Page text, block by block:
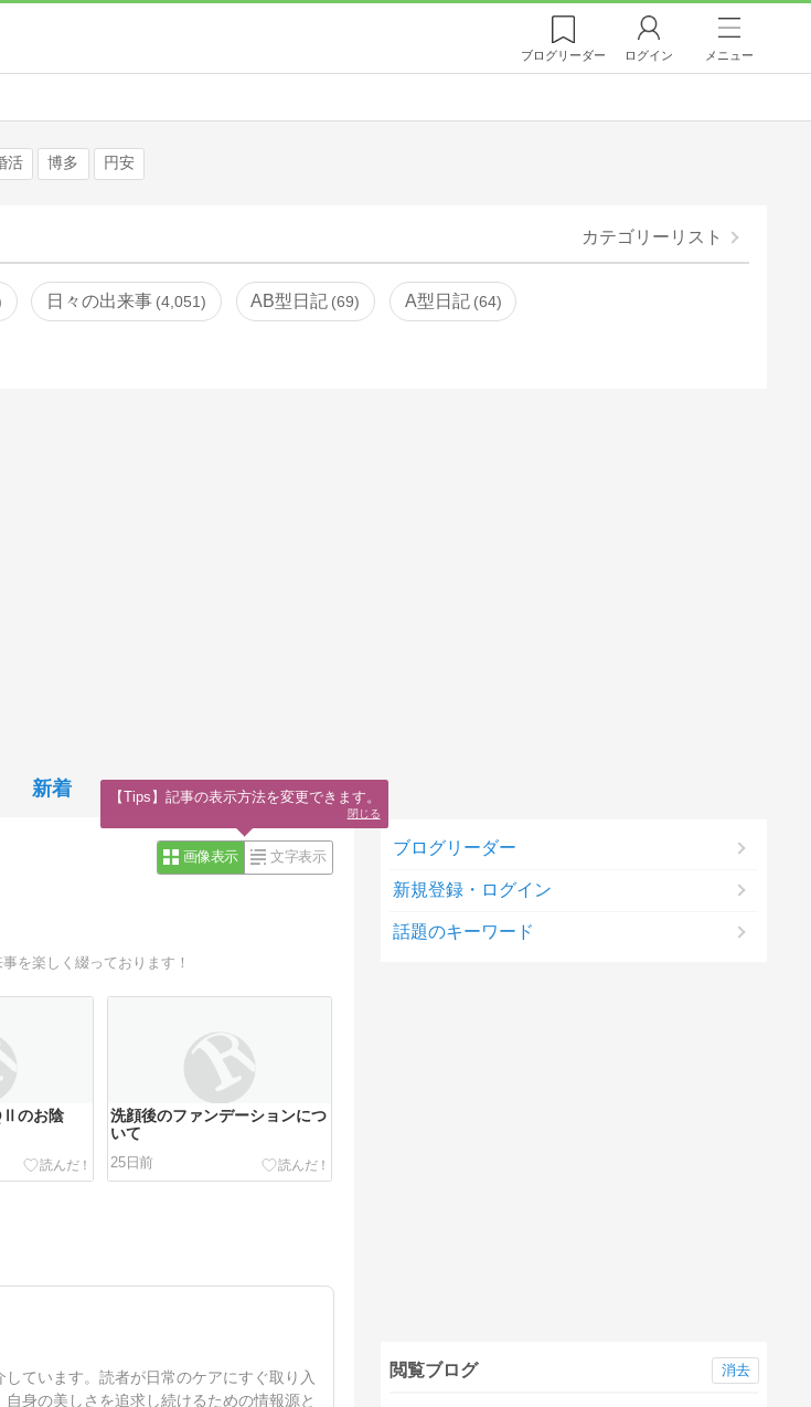
ブログリーダー ログイン メニュー
活 博多 円安
カテゴリーリスト
日々の出来事 4,051 AB型日記 69 A型日記 64
新着
画像表示 文字表示
を楽しく綴っております！
のお陰
洗顔後のファンデーションにつ
いて
25日前
ています。読者が日常のケアにすぐ取り入
身の美しさを追求し続けるための情報源と
ブログリーダー
新規登録・ログイン
話題のキーワード
閲覧ブログ 消去
【Tips】記事の表示方法を変更できます。
閉じる